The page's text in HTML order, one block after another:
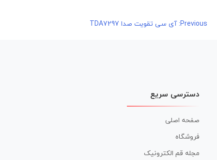
راهبری
Previous: آی سی تقویت صدا TDA7297
دسترسی سریع
صفحه اصلی
فروشگاه
مجله قم الکترونیک